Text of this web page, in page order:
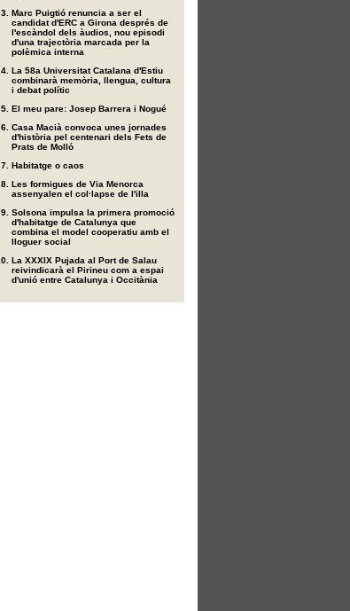
Marc Puigtió renuncia a ser el
candidat d'ERC a Girona després de
l'escàndol dels àudios, nou episodi
d'una trajectòria marcada per la
polèmica interna
La 58a Universitat Catalana d'Estiu
combinarà memòria, llengua, cultura
i debat polític
El meu pare: Josep Barrera i Nogué
Casa Macià convoca unes jornades
d'història pel centenari dels Fets de
Prats de Molló
Habitatge o caos
Les formigues de Via Menorca
assenyalen el col·lapse de l'illa
Solsona impulsa la primera promoció
d'habitatge de Catalunya que
combina el model cooperatiu amb el
lloguer social
La XXXIX Pujada al Port de Salau
reivindicarà el Pirineu com a espai
d'unió entre Catalunya i Occitània